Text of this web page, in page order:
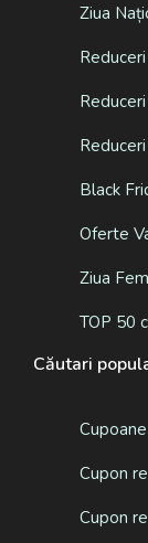
Ziua
Black
Oferte
Ziua
TOP 50
Căutari
Cupon
Cupon